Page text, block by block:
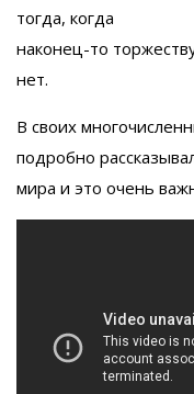
тогда, когда
наконец-то
нет.
В своих
подробно
мира и это очень